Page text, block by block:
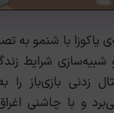
یاکوزا با شنمو به
و شبیه‌سازی شرایط
زدنی بازی‌باز
و با چاشنی